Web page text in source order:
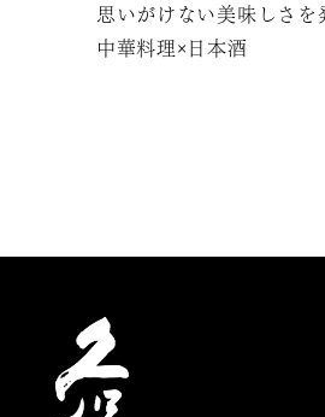
思いがけない美味しさ
中華料理×日本酒